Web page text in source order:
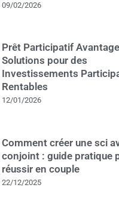
09/02/2026
Prêt Participatif
Solutions pour des
Investissements
Rentables
12/01/2026
Comment créer une sci
conjoint : guide pratique
réussir en couple
22/12/2025